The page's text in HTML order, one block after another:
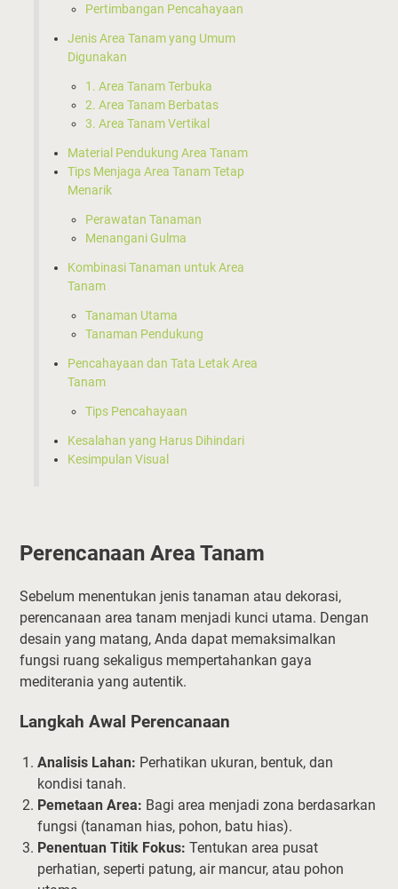
Pertimbangan Pencahayaan
Jenis Area Tanam yang Umum
Digunakan
1. Area Tanam Terbuka
2. Area Tanam Berbatas
3. Area Tanam Vertikal
Material Pendukung Area Tanam
Tips Menjaga Area Tanam Tetap
Menarik
Perawatan Tanaman
Menangani Gulma
Kombinasi Tanaman untuk Area
Tanam
Tanaman Utama
Tanaman Pendukung
Pencahayaan dan Tata Letak Area
Tanam
Tips Pencahayaan
Kesalahan yang Harus Dihindari
Kesimpulan Visual
Perencanaan Area Tanam
Sebelum menentukan jenis tanaman atau dekorasi,
perencanaan area tanam menjadi kunci utama. Dengan
desain yang matang, Anda dapat memaksimalkan
fungsi ruang sekaligus mempertahankan gaya
mediterania yang autentik.
Langkah Awal Perencanaan
Analisis Lahan: Perhatikan ukuran, bentuk, dan
kondisi tanah.
Pemetaan Area: Bagi area menjadi zona berdasarkan
fungsi (tanaman hias, pohon, batu hias).
Penentuan Titik Fokus: Tentukan area pusat
perhatian, seperti patung, air mancur, atau pohon